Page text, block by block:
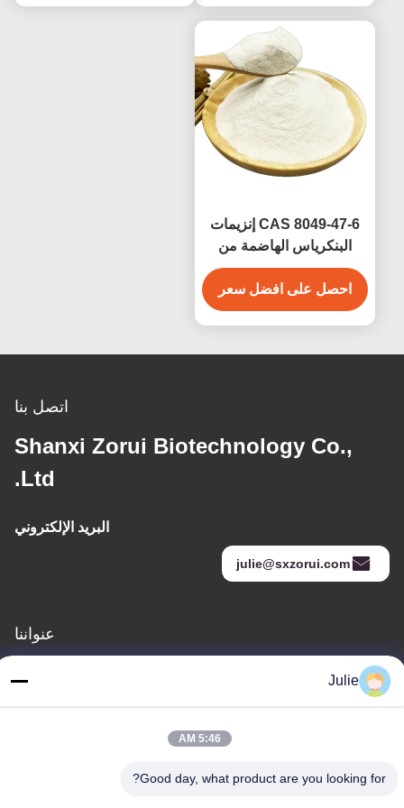
CAS 8049-47-6 إنزيمات
البنكرياس الهاضمة من
البنكرياس
احصل على افضل سعر
اتصل بنا
Shanxi Zorui Biotechnology Co.,
Ltd.
البريد الإلكتروني
julie@sxzorui.com
عنواننا
العنوان
Julie
5:46 AM
Good day, what product are you looking for?